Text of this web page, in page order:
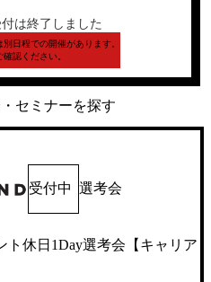
は終了しました
日程での開催があります。
確認ください。
セミナーを探す
受付中 選考会
ト休日1Day選考会【キャリア